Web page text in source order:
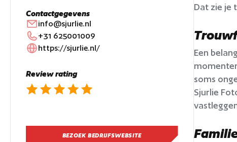
Contactgegevens
info@sjurlie.nl
+31 625001009
https://sjurlie.nl/
Review rating
BEZOEK BEDRIJFSWEBSITE
Dat zie je
Een
soms
Sjurlie